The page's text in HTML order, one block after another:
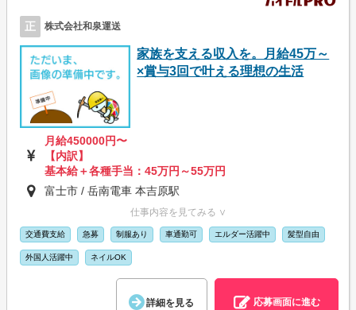
正 株式会社和泉運送
家族を支える収入を。月給45万～
×賞与3回で叶える理想の生活
月給450000円〜
【内訳】
基本給＋各種手当：45万円～55万円
富士市 / 岳南電車 本吉原駅
仕事内容を見てみる ∨
交通費支給 急募 制服あり 車通勤可 エルダー活躍中 髪型自由
外国人活躍中 ネイルOK
詳細を見る 応募画面に進む